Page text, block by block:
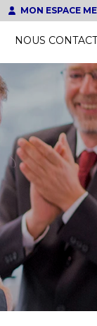
MON ESPACE
NOUS